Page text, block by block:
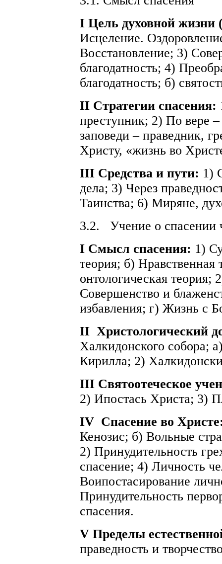
I Цель духовной жизни
Исцеление.
Восстановление; 3)
благодатность; 4)
благодатность; б)
II Стратегии спасения:
преступник; 2) По вере
заповеди – праведник,
Христу, «жизнь во
III Средства и пути: 1)
дела; 3) Через
Таинства; 6) Миряне,
3.2.
Учение о спасении
I Смысл спасения: 1)
теория; б)
онтологическая теория;
Совершенство и
избавления; г) Жизнь с
II Христологический
Халкидонского собора;
Кирилла; 2)
III Святоотеческое
2) Ипостась Христа; 3)
IV Спасение во
Кенозис; б) Вольные
2) Принудительность
спасение; 4) Личность
Воипостасирование
Принудительность
спасения.
V Пределы
праведность и